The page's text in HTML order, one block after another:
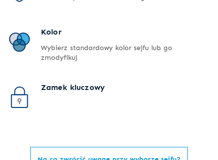
Kolor
Wybierz standardowy kolor sejfu lub go
zmodyfikuj
Zamek kluczowy